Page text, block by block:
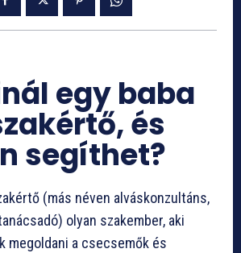
egy baba
és
segíthet?
(más néven alváskonzultáns,
olyan szakember, aki
megoldani a csecsemők és